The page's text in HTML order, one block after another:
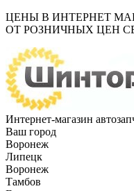
ЦЕНЫ В ИНТЕРНЕТ
ОТ РОЗНИЧНЫХ ЦЕН
Интернет-магазин
Ваш город
Воронеж
Липецк
Воронеж
Тамбов